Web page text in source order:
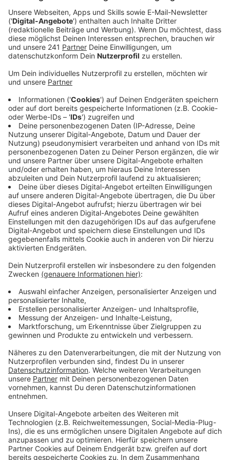
Zentrum der Milchstraße.
Veröffentlicht:Donnerstag, 12.05.2022 16:21
Anzeige
Das Max-Planck-Institut für Radioastronomie in Bonn
spielte demnach eine wichtige Rolle in allen Phasen
dieser Entdeckung, von der Gründung und dem Aufbau
des Forschungsteams bis hin zur Erstellung und
Interpretation der Ergebnisse. Für das Bild von
"Sagittarius A*" wurden acht Radioteleskope auf vier
Kontinenten zusammengeschaltet. "Zu einer einzigen
Kamera von der Größe der Erde", wie es von dem
Bonner Institut hieß. Alleine das Zusammensetzen der
Daten dauerte demnach Jahre.
Anzeige
Man sieht einen leuchtenden Ring um einen dunklen
Kern. Diesen dunklen Bereich bezeichnen die Forscher
als «Schatten» des Schwarzen Lochs - er ist etwa
doppelt so groß wie der eigentliche Ereignishorizont,
weil das Licht durch die starke Gravitation um das
Schwarze Loch herum gelenkt wird und somit sowohl
Vorder- als auch Rückseite des Objekts zu sehen sind.
Als Ereignishorizont bezeichnen Wissenschaftler die
Grenze um ein Schwarzes Loch, hinter die sich nicht
blicken lässt - weil aus dem Bereich dahinter nichts,
nicht einmal Licht, entkommen kann. Bei dem
leuchtenden Ring handelt es sich um aufgeheiztes
sogenannte Akkretionsscheibe. Die Gravitation zwingt
auch die von diesem Gas ausgehende Strahlung auf
gekrümmte Bahnen und sorgt so für einen verzerrten
Blick auf die Umgebung des Schwarzen Lochs.